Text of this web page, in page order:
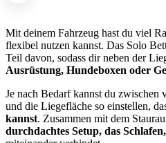
Mit deinem Fahrzeug hast du viel
flexibel nutzen kannst. Das Solo
Teil davon, sodass dir neben der
Ausrüstung, Hundeboxen oder
Je nach Bedarf kannst du zwischen
und die Liegefläche so einstellen,
kannst. Zusammen mit dem
durchdachtes Setup, das